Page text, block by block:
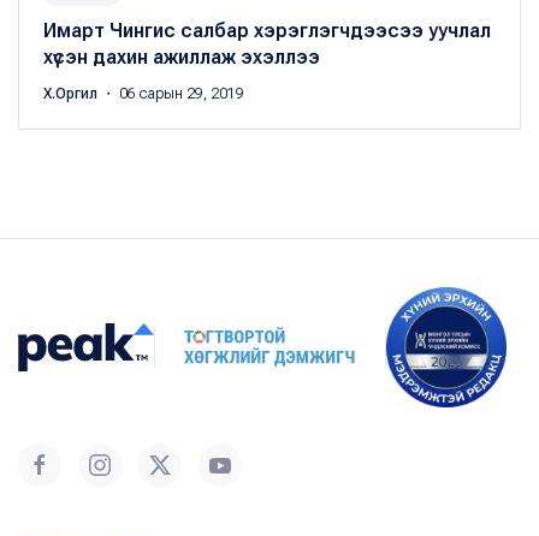
Имарт Чингис салбар хэрэглэгчдээсээ уучлал
хүсэн дахин ажиллаж эхэллээ
Х.Оргил ・ 06 сарын 29, 2019